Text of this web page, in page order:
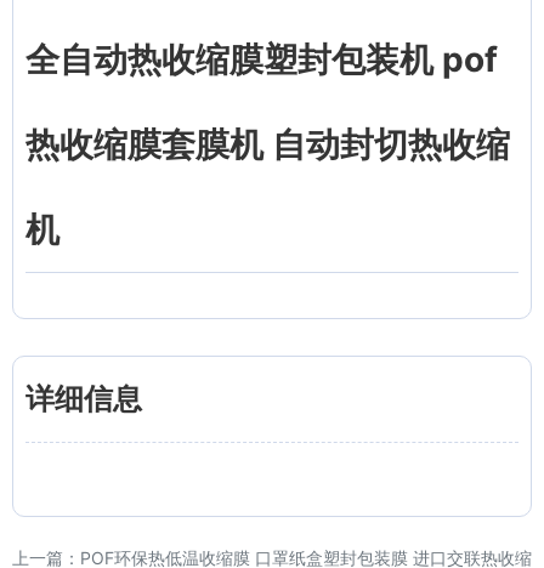
全自动热收缩膜塑封包装机 pof
热收缩膜套膜机 自动封切热收缩
机
详细信息
上一篇： POF环保热低温收缩膜 口罩纸盒塑封包装膜 进口交联热收缩